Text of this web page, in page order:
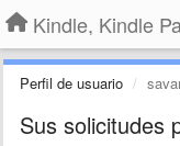
Perfil de usuario
Sus solicitudes